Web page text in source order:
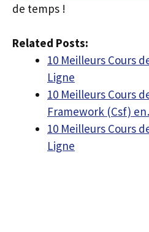
de temps !
Related Posts:
10 Meilleurs Cours
Ligne
10 Meilleurs Cours
Framework (Csf)
10 Meilleurs Cours
Ligne